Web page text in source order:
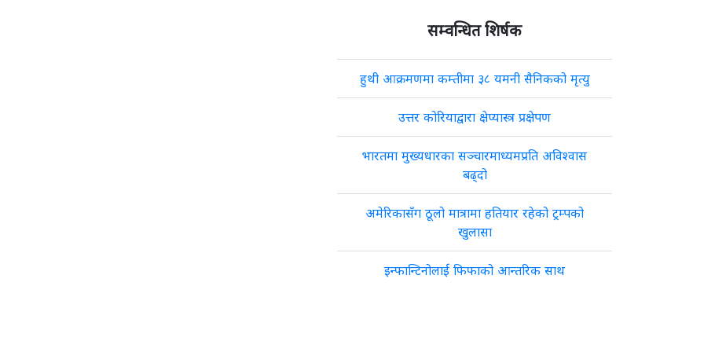
सम्वन्धित शिर्षक
हुथी आक्रमणमा कम्तीमा ३८ यमनी सैनिकको मृत्यु
उत्तर कोरियाद्वारा क्षेप्यास्त्र प्रक्षेपण
भारतमा मुख्यधारका सञ्चारमाध्यमप्रति अविश्वास
बढ्दो
अमेरिकासँग ठूलो मात्रामा हतियार रहेको ट्रम्पको
खुलासा
इन्फान्टिनोलाई फिफाको आन्तरिक साथ